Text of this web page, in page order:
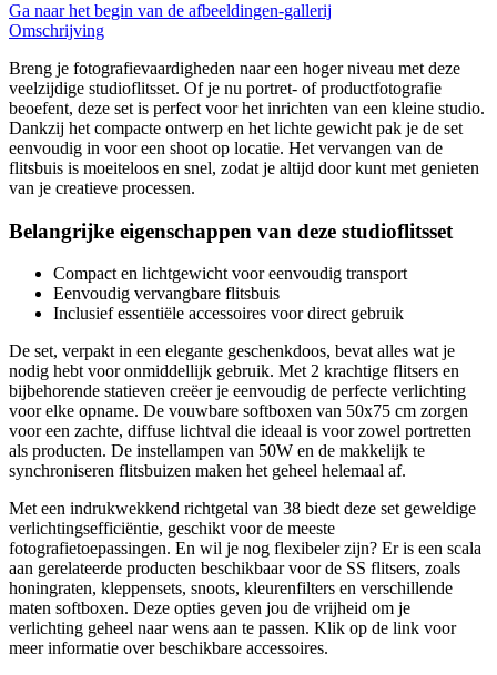
Ga naar het begin van de afbeeldingen-gallerij
Omschrijving
Breng je fotografievaardigheden naar een hoger niveau met deze
veelzijdige studioflitsset. Of je nu portret- of productfotografie
beoefent, deze set is perfect voor het inrichten van een kleine studio.
Dankzij het compacte ontwerp en het lichte gewicht pak je de set
eenvoudig in voor een shoot op locatie. Het vervangen van de
flitsbuis is moeiteloos en snel, zodat je altijd door kunt met genieten
van je creatieve processen.
Belangrijke eigenschappen van deze studioflitsset
Compact en lichtgewicht voor eenvoudig transport
Eenvoudig vervangbare flitsbuis
Inclusief essentiële accessoires voor direct gebruik
De set, verpakt in een elegante geschenkdoos, bevat alles wat je
nodig hebt voor onmiddellijk gebruik. Met 2 krachtige flitsers en
bijbehorende statieven creëer je eenvoudig de perfecte verlichting
voor elke opname. De vouwbare softboxen van 50x75 cm zorgen
voor een zachte, diffuse lichtval die ideaal is voor zowel portretten
als producten. De instellampen van 50W en de makkelijk te
synchroniseren flitsbuizen maken het geheel helemaal af.
Met een indrukwekkend richtgetal van 38 biedt deze set geweldige
verlichtingsefficiëntie, geschikt voor de meeste
fotografietoepassingen. En wil je nog flexibeler zijn? Er is een scala
aan gerelateerde producten beschikbaar voor de SS flitsers, zoals
honingraten, kleppensets, snoots, kleurenfilters en verschillende
maten softboxen. Deze opties geven jou de vrijheid om je
verlichting geheel naar wens aan te passen. Klik op de link voor
meer informatie over beschikbare accessoires.